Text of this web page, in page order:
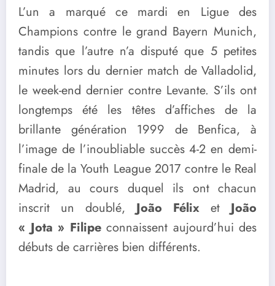
L’un a marqué ce mardi en Ligue des
Champions contre le grand Bayern Munich,
tandis que l’autre n’a disputé que 5 petites
minutes lors du dernier match de Valladolid,
le week-end dernier contre Levante. S’ils ont
longtemps été les têtes d’affiches de la
brillante génération 1999 de Benfica, à
l’image de l’inoubliable succès 4-2 en demi-
finale de la Youth League 2017 contre le Real
Madrid, au cours duquel ils ont chacun
inscrit un doublé, João Félix et João
« Jota » Filipeconnaissent aujourd’hui des
débuts de carrières bien différents.